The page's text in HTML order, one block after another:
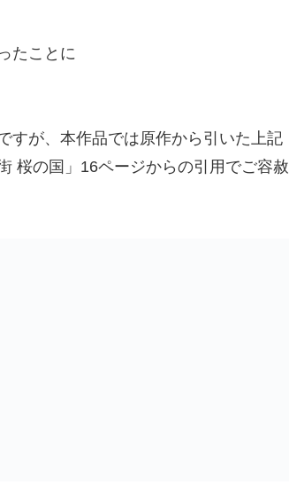
たことに
すが、本作品では原作から引いた上記
桜の国」16ページからの引用でご容赦